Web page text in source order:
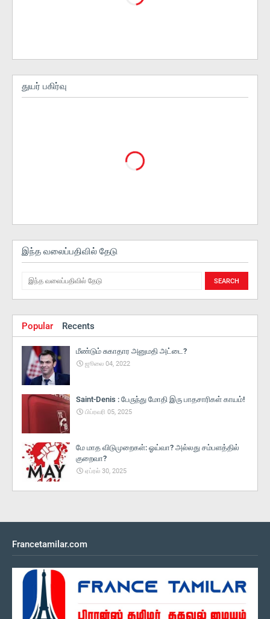
துயர் பகிர்வு
இந்த வலைப்பதிவில் தேடு
Popular Recents
மீண்டும் சுகாதார அனுமதி அட்டை?
ஜூலை 04, 2022
Saint-Denis : பேருந்து மோதி இரு பாதசாரிகள் காயம்!
பிப்ரவரி 05, 2025
மே மாத விடுமுறைகள்: ஓய்வா? அல்லது சம்பளத்தில்
குறைவா?
ஏப்ரல் 30, 2025
Francetamilar.com